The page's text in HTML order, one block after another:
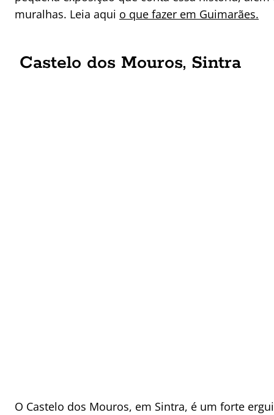
muralhas. Leia aqui o que fazer em Guimarães.
Castelo dos Mouros, Sintra
O Castelo dos Mouros, em Sintra, é um forte